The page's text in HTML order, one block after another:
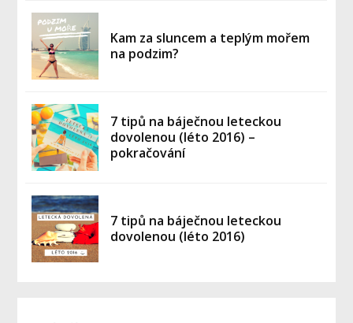
Kam za sluncem a teplým mořem
na podzim?
7 tipů na báječnou leteckou
dovolenou (léto 2016) –
pokračování
7 tipů na báječnou leteckou
dovolenou (léto 2016)